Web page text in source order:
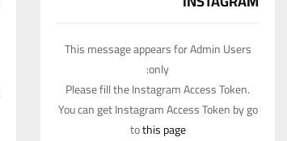
This message appears for Admin Users
only:
Please fill the Instagram Access Token.
You can get Instagram Access Token by go
tothis page